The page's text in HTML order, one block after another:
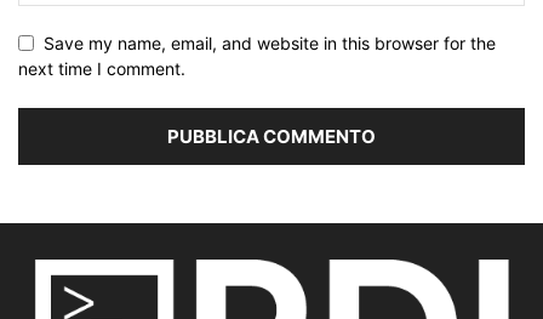
Save my name, email, and website in this browser for the
next time I comment.